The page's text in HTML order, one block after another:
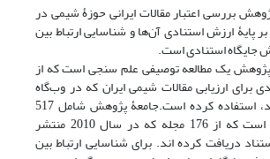
بررسی اعتبار مقالات ایرانی حوزۀ شیمی در
بر پایۀ ارزش استنادی آن‌ها و شناسایی ارتباط بین
جایگاه استنادی است.
یک مطالعه توصیفی علم سنجی است که از
برای ارزیابی مقالات شیمی ایران که در وب‌گاه
علوم نمایه شده‌اند، استفاده کرده است.جامعۀ پژوهش شامل 517
مقاله شیمی ایران است که از 176 مجله که در سال 2010 منتشر
11035 استناد دریافت کرده اند. برای شناسایی ارتباط بین